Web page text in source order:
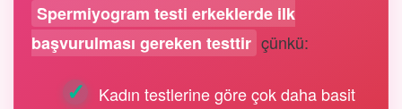
Spermiyogram testi erkeklerde ilk
başvurulması gereken testtir çünkü:
Kadın testlerine göre çok daha basit